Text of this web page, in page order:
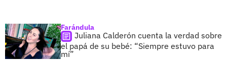
Farándula
Juliana Calderón cuenta la verdad sobre
el papá de su bebé: “Siempre estuvo para
mí”